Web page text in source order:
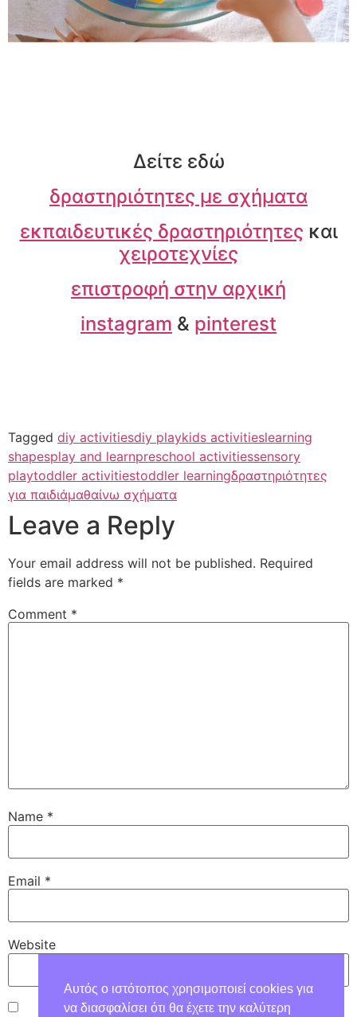
Δείτε εδώ
δραστηριότητες με σχήματα
εκπαιδευτικές δραστηριότητες και
χειροτεχνίες
επιστροφή στην αρχική
instagram & pinterest
Tagged diy activitiesdiy playkids activitieslearning
shapesplay and learnpreschool activitiessensory
playtoddler activitiestoddler learningδραστηριότητες
για παιδιάμαθαίνω σχήματα
Leave a Reply
Your email address will not be published. Required
fields are marked *
Comment *
Name *
Email *
Website
Αυτός ο ιστότοπος χρησιμοποιεί cookies για
να διασφαλίσει ότι θα έχετε την καλύτερη